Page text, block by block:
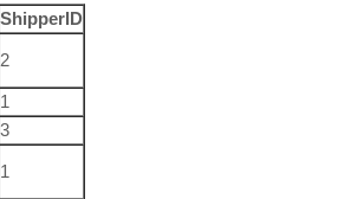
ShipperID
2
1
3
1